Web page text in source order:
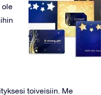
ole
toiveisiin. Me